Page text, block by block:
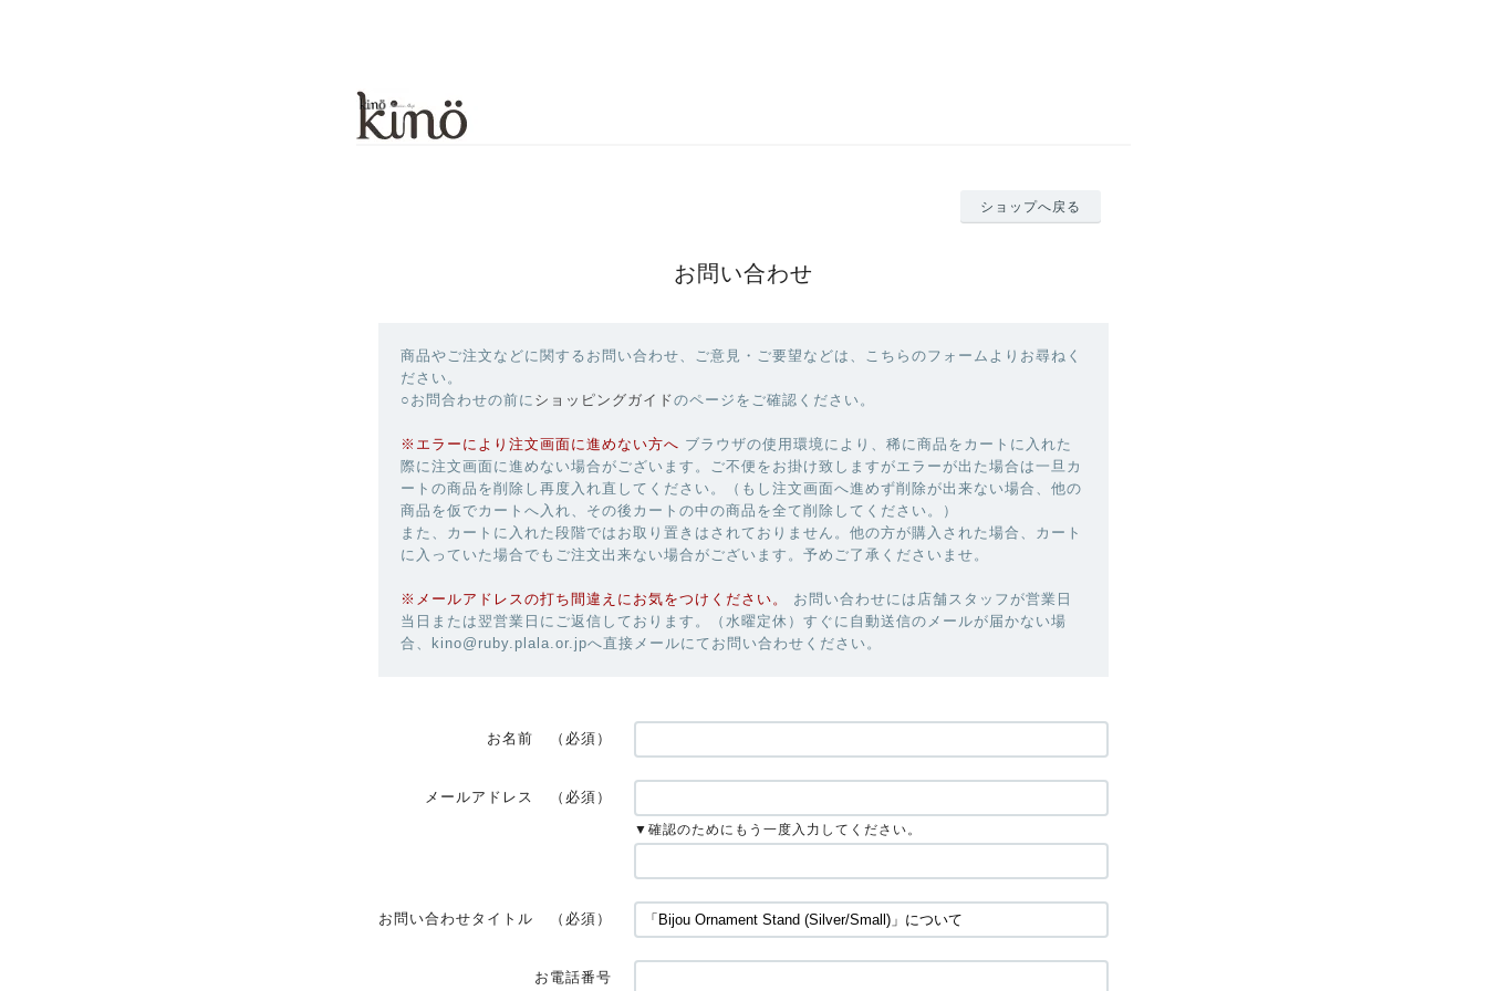
ショップへ戻る
お問い合わせ
商品やご注文などに関するお問い合わせ、ご意見・ご要望などは、こちらのフォームよりお尋ねく
ださい。
○お問合わせの前に ショッピングガイドのページをご確認ください。
※エラーにより注文画面に進めない方へ ブラウザの使用環境により、稀に商品をカートに入れた
際に注文画面に進めない場合がございます。ご不便をお掛け致しますがエラーが出た場合は一旦カ
ートの商品を削除し再度入れ直してください。（もし注文画面へ進めず削除が出来ない場合、他の
商品を仮でカートへ入れ、その後カートの中の商品を全て削除してください。）
また、カートに入れた段階ではお取り置きはされておりません。他の方が購入された場合、カート
に入っていた場合でもご注文出来ない場合がございます。予めご了承くださいませ。
※メールアドレスの打ち間違えにお気をつけください。
お問い合わせには店舗スタッフが営業日
当日または翌営業日にご返信しております。（水曜定休）すぐに自動送信のメールが届かない場
合、kino@ruby.plala.or.jpへ直接メールにてお問い合わせください。
お名前 （必須）
メールアドレス （必須）
▼確認のためにもう一度入力してください。
お問い合わせタイトル （必須）
お電話番号